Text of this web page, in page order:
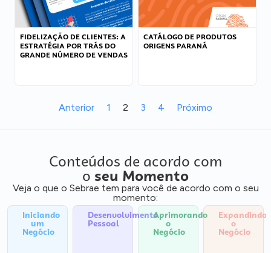
FIDELIZAÇÃO DE CLIENTES: A
ESTRATÉGIA POR TRÁS DO
GRANDE NÚMERO DE VENDAS
CATÁLOGO DE PRODUTOS
ORIGENS PARANÁ
Anterior 1 2 3 4 Próximo
Conteúdos de acordo com
o seu Momento
Veja o que o Sebrae tem para você de acordo com o seu
momento:
Iniciando
um
Negócio
Desenvolvimento
Pessoal
Aprimorando
o
Negócio
Expandindo
o
Negócio